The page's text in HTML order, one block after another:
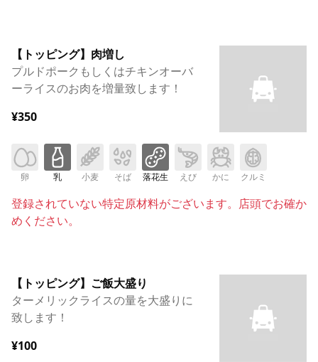
【トッピング】肉増し
プルドポークもしくはチキンオーバ
ーライスのお肉を増量致します！
¥350
卵 乳 小麦 そば 落花生 えび かに クルミ
登録されていない特定原材料がございます。店頭でお確か
めください。
【トッピング】ご飯大盛り
ターメリックライスの量を大盛りに
致します！
¥100